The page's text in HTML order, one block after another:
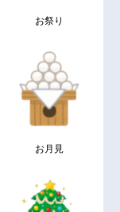
お祭り
お月見